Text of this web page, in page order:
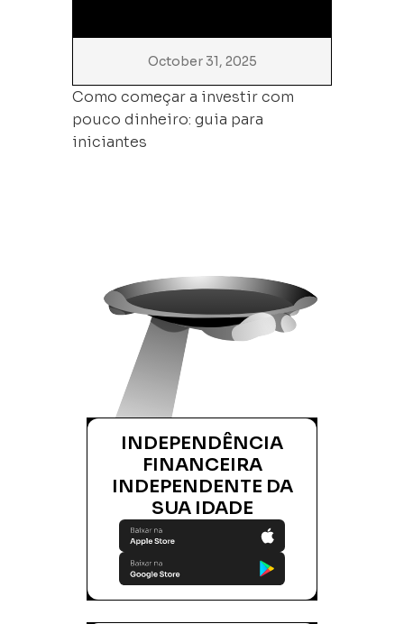
October 31, 2025
Como começar a investir com
pouco dinheiro: guia para
iniciantes
INDEPENDÊNCIA
FINANCEIRA
INDEPENDENTE DA
SUA IDADE